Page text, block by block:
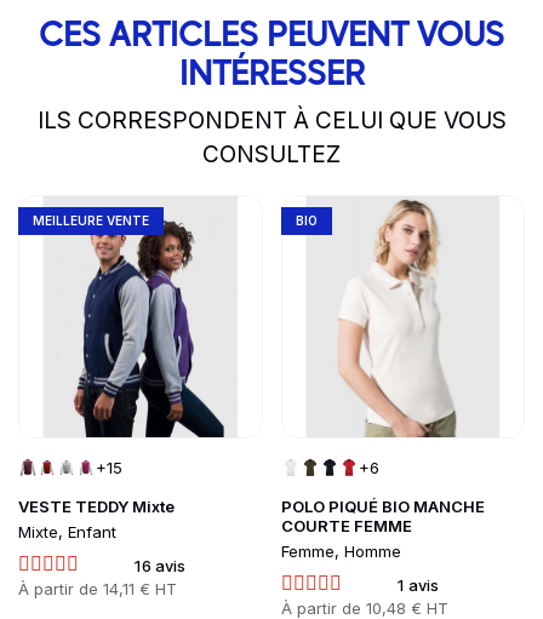
CES ARTICLES PEUVENT VOUS
INTÉRESSER
ILS CORRESPONDENT À CELUI QUE VOUS
CONSULTEZ
slide1 to 2of 5
VESTE TEDDY Mixte
Mixte, Enfant
16 avis
Prix
À partir de 14,11 € HT
MEILLEURE VENTE
+15
Go to product page
POLO PIQUÉ BIO MANCHE
COURTE FEMME
Femme, Homme
1 avis
Prix
À partir de 10,48 € HT
BIO
+6
Go to product page